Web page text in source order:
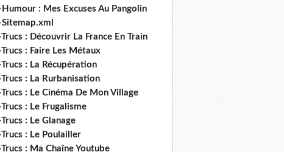
: Mes Excuses Au Pangolin
: Découvrir La France En Train
: Faire Les Métaux
: La Récupération
: La Rurbanisation
: Le Cinéma De Mon Village
: Le Frugalisme
: Le Glanage
: Le Poulailler
: Ma Chaîne Youtube